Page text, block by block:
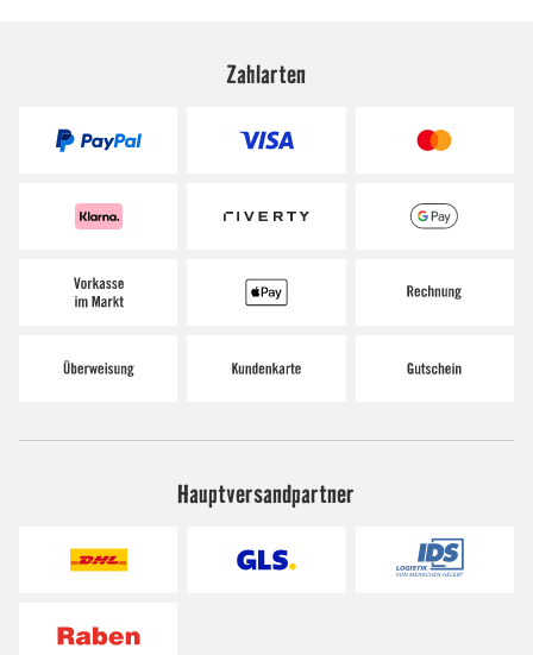
Zahlarten
Hauptversandpartner